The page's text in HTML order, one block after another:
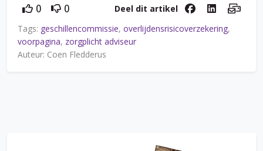
0 0
Deel dit artikel
Tags: geschillencommissie, overlijdensrisicoverzekering,
voorpagina, zorgplicht adviseur
Auteur: Coen Fledderus